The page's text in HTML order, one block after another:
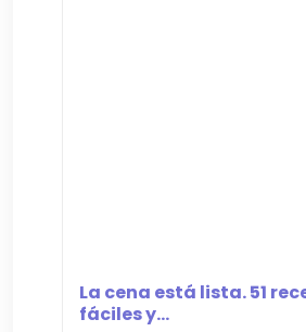
La cena está lista. 51
fáciles y...